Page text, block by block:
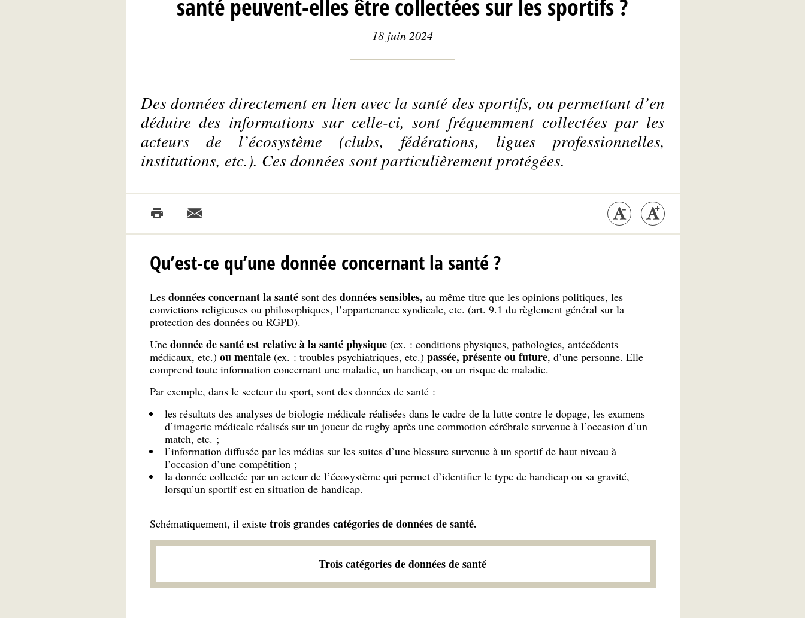
santé peuvent-elles être collectées sur les sportifs ?
18 juin 2024
Des données directement en lien avec la santé des sportifs, ou permettant d’en
déduire des informations sur celle-ci, sont fréquemment collectées par les
acteurs de l’écosystème (clubs, fédérations, ligues professionnelles,
institutions, etc.). Ces données sont particulièrement protégées.
Qu’est-ce qu’une donnée concernant la santé ?
Lesdonnées concernant la santésont des données sensibles, au même titre que les opinions politiques, les
convictions religieuses ou philosophiques, l’appartenance syndicale, etc. (art. 9.1 du règlement général sur la
protection des données ou RGPD).
Une donnée de santé est relative à la santé physique(ex. : conditions physiques, pathologies, antécédents
médicaux, etc.)ou mentale(ex. : troubles psychiatriques, etc.)passée, présente ou future, d’une personne. Elle
comprend toute information concernant une maladie, un handicap, ou un risque de maladie.
Par exemple, dans le secteur du sport, sont des données de santé :
les résultats des analyses de biologie médicale réalisées dans le cadre de la lutte contre le dopage, les examens
d’imagerie médicale réalisés sur un joueur de rugby après une commotion cérébrale survenue à l’occasion d’un
match, etc. ;
l’information diffusée par les médias sur les suites d’une blessure survenue à un sportif de haut niveau à
l’occasion d’une compétition ;
la donnée collectée par un acteur de l’écosystème qui permet d’identifier le type de handicap ou sa gravité,
lorsqu’un sportif est en situation de handicap.
Schématiquement, il existe trois grandes catégories de données de santé.
Trois catégories de données de santé